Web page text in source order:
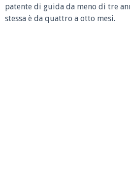
patente di guida da meno di tre
stessa è da quattro a otto mesi.